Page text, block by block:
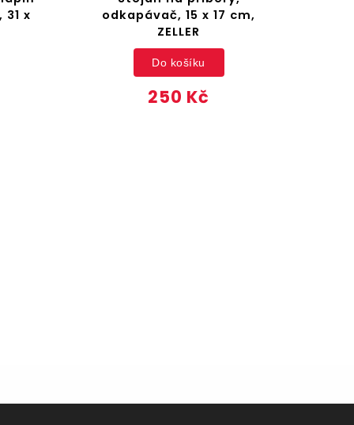
x
odkapávač, 15 x 17 cm,
ZELLER
250 Kč
Do košíku